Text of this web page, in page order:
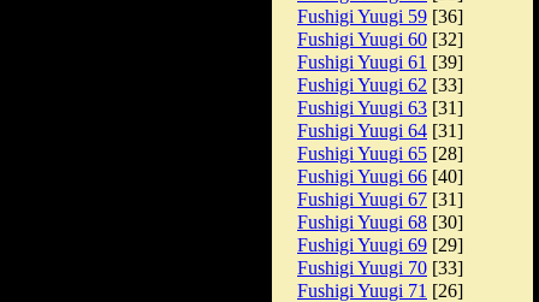
Fushigi Yuugi 59 [36]
Fushigi Yuugi 60 [32]
Fushigi Yuugi 61 [39]
Fushigi Yuugi 62 [33]
Fushigi Yuugi 63 [31]
Fushigi Yuugi 64 [31]
Fushigi Yuugi 65 [28]
Fushigi Yuugi 66 [40]
Fushigi Yuugi 67 [31]
Fushigi Yuugi 68 [30]
Fushigi Yuugi 69 [29]
Fushigi Yuugi 70 [33]
Fushigi Yuugi 71 [26]